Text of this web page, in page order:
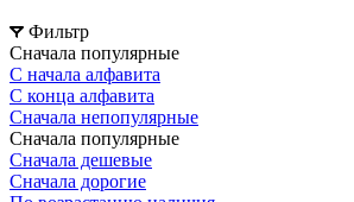
Фильтр
Сначала популярные
С начала алфавита
С конца алфавита
Сначала непопулярные
Сначала популярные
Сначала дешевые
Сначала дорогие